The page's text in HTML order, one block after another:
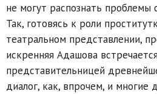
не могут распознать проблемы
Так, готовясь к роли
театральном представлении,
искренняя Адашова
представительницей
диалог, как, впрочем, и многие